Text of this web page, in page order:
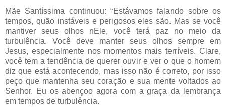
Mãe Santíssima continuou: “Estávamos falando sobre os
tempos, quão instáveis e perigosos eles são. Mas se você
mantiver seus olhos nEle, você terá paz no meio da
turbulência. Você deve manter seus olhos sempre em
Jesus, especialmente nos momentos mais terríveis. Clare,
você tem a tendência de querer ouvir e ver o que o homem
diz que está acontecendo, mas isso não é correto, por isso
peço que mantenha seu coração e sua mente voltados ao
Senhor. Eu os abençoo agora com a graça da lembrança
em tempos de turbulência.